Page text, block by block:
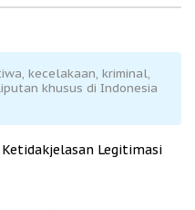
kecelakaan, kriminal,
khusus di Indonesia
Legitimasi